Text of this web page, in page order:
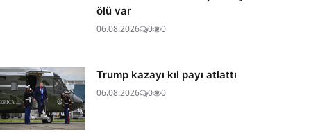
ölü var
06.08.2026 0 0
Trump kazayı kıl payı atlattı
06.08.2026 0 0